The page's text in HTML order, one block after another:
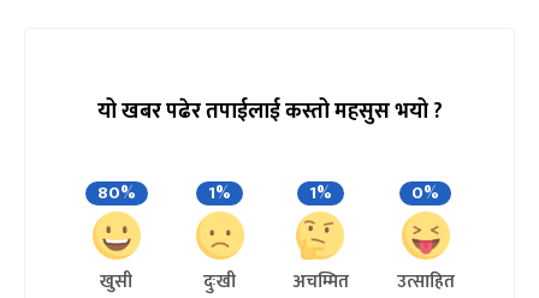
यो खबर पढेर तपाईलाई कस्तो महसुस भयो ?
80%
खुसी
1%
दुःखी
1%
अचम्मित
0%
उत्साहित